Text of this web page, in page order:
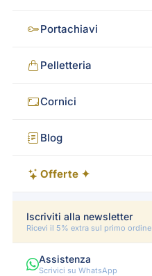
Portachiavi
Pelletteria
Cornici
Blog
Offerte ✦
Iscriviti alla newsletter
Ricevi il 5% extra sul primo ordine
Assistenza
Scrivici su WhatsApp